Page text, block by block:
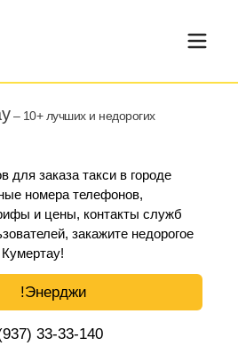
– 10+ лучших и недорогих
для заказа такси в городе
номера телефонов,
и цены, контакты служб
закажите недорогое
!Энерджи
33-33-140